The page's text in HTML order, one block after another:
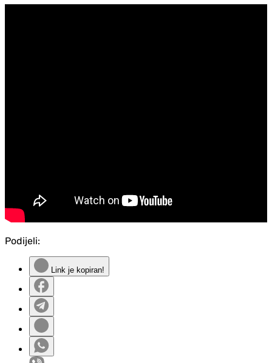
Podijeli:
Link je kopiran!